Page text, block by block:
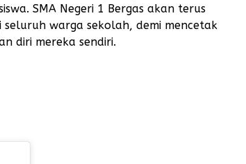
SMA Negeri 1 Bergas akan terus
warga sekolah, demi mencetak
diri mereka sendiri.